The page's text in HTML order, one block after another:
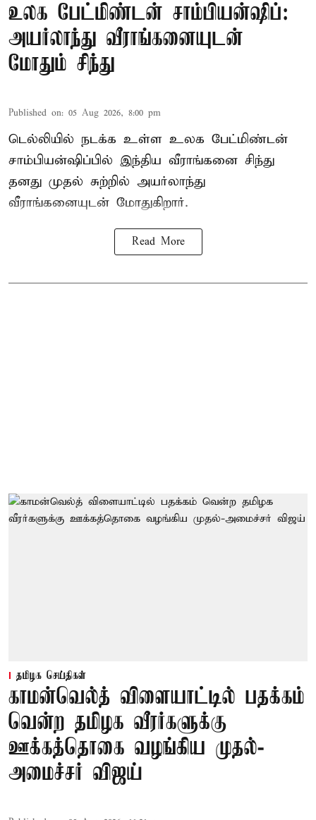
உலக பேட்மிண்டன் சாம்பியன்ஷிப்:
அயர்லாந்து வீராங்கனையுடன்
மோதும் சிந்து
Published on: 05 Aug 2026, 8:00 pm
டெல்லியில் நடக்க உள்ள உலக பேட்மிண்டன்
சாம்பியன்ஷிப்பில் இந்திய வீராங்கனை சிந்து
தனது முதல் சுற்றில் அயர்லாந்து
வீராங்கனையுடன் மோதுகிறார்.
Read More
தமிழக செய்திகள்
காமன்வெல்த் விளையாட்டில் பதக்கம்
வென்ற தமிழக வீரர்களுக்கு
ஊக்கத்தொகை வழங்கிய முதல்-
அமைச்சர் விஜய்